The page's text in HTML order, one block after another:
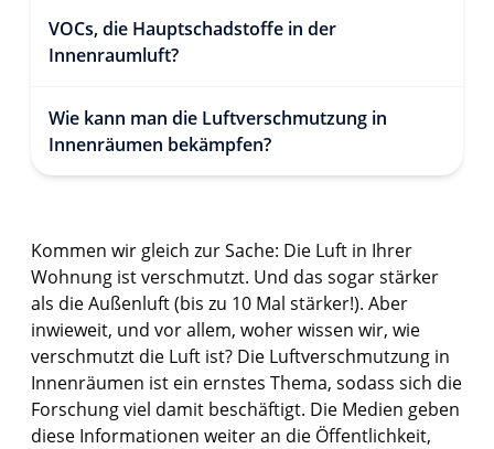
VOCs, die Hauptschadstoffe in der
Innenraumluft?
Wie kann man die Luftverschmutzung in
Innenräumen bekämpfen?
Kommen wir gleich zur Sache: Die Luft in Ihrer
Wohnung ist verschmutzt. Und das sogar stärker
als die Außenluft (bis zu 10 Mal stärker!). Aber
inwieweit, und vor allem, woher wissen wir, wie
verschmutzt die Luft ist? Die Luftverschmutzung in
Innenräumen ist ein ernstes Thema, sodass sich die
Forschung viel damit beschäftigt. Die Medien geben
diese Informationen weiter an die Öffentlichkeit,